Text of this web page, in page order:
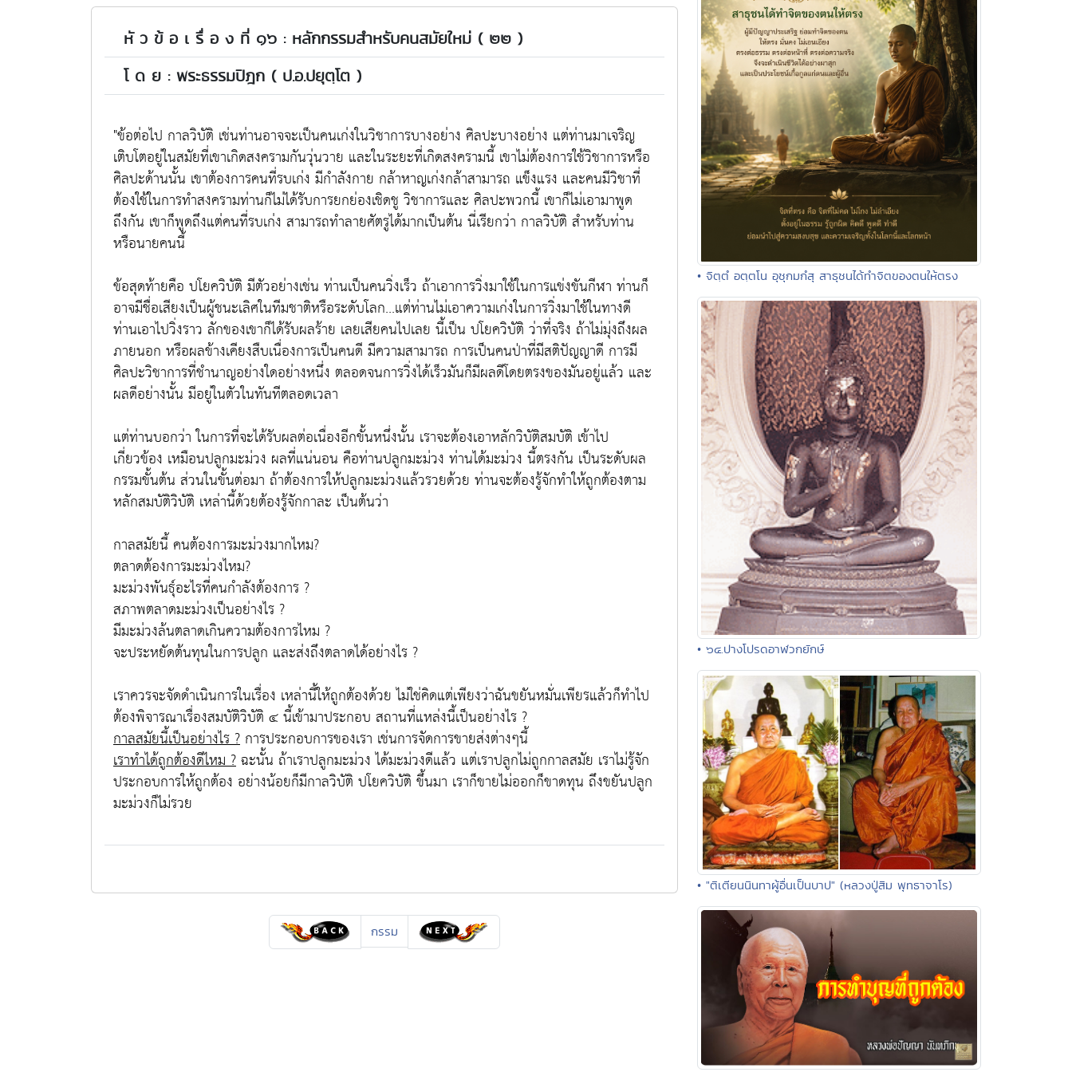
หั ว ข้ อ เ รื่ อ ง ที่ ๑๖ : หลักกรรมสำหรับคนสมัยใหม่ ( ๒๒ )
โ ด ย : พระธรรมปิฎก ( ป.อ.ปยุตฺโต )
"ข้อต่อไป กาลวิบัติ เช่นท่านอาจจะเป็นคนเก่งในวิชาการบางอย่าง ศิลปะบางอย่าง แต่ท่านมาเจริญ
เติบโตอยู่ในสมัยที่เขาเกิดสงครามกันวุ่นวาย และในระยะที่เกิดสงครามนี้ เขาไม่ต้องการใช้วิชาการหรือ
ศิลปะด้านนั้น เขาต้องการคนที่รบเก่ง มีกำลังกาย กล้าหาญเก่งกล้าสามารถ แข็งแรง และคนมีวิชาที่
ต้องใช้ในการทำสงครามท่านก็ไม่ได้รับการยกย่องเชิดชู วิชาการและ ศิลปะพวกนี้ เขาก็ไม่เอามาพูด
ถึงกัน เขาก็พูดถึงแต่คนที่รบเก่ง สามารถทำลายศัตรูได้มากเป็นต้น นี่เรียกว่า กาลวิบัติ สำหรับท่าน
หรือนายคนนี้
ข้อสุดท้ายคือ ปโยควิบัติ มีตัวอย่างเช่น ท่านเป็นคนวิ่งเร็ว ถ้าเอาการวิ่งมาใช้ในการแข่งขันกีฬา ท่านก็
อาจมีชื่อเสียงเป็นผู้ชนะเลิศในทีมชาติหรือระดับโลก...แต่ท่านไม่เอาความเก่งในการวิ่งมาใช้ในทางดี
ท่านเอาไปวิ่งราว ลักของเขาก็ได้รับผลร้าย เลยเสียคนไปเลย นี้เป็น ปโยควิบัติ ว่าที่จริง ถ้าไม่มุ่งถึงผล
ภายนอก หรือผลข้างเคียงสืบเนื่องการเป็นคนดี มีความสามารถ การเป็นคนป่าที่มีสติปัญญาดี การมี
ศิลปะวิชาการที่ชำนาญอย่างใดอย่างหนึ่ง ตลอดจนการวิ่งได้เร็วมันก็มีผลดีโดยตรงของมันอยู่แล้ว และ
ผลดีอย่างนั้น มีอยู่ในตัวในทันทีตลอดเวลา
แต่ท่านบอกว่า ในการที่จะได้รับผลต่อเนื่องอีกขั้นหนึ่งนั้น เราจะต้องเอาหลักวิบัติสมบัติ เข้าไป
เกี่ยวข้อง เหมือนปลูกมะม่วง ผลที่แน่นอน คือท่านปลูกมะม่วง ท่านได้มะม่วง นี้ตรงกัน เป็นระดับผล
กรรมขั้นต้น ส่วนในขั้นต่อมา ถ้าต้องการให้ปลูกมะม่วงแล้วรวยด้วย ท่านจะต้องรู้จักทำให้ถูกต้องตาม
หลักสมบัติวิบัติ เหล่านี้ด้วยต้องรู้จักกาละ เป็นต้นว่า
กาลสมัยนี้ คนต้องการมะม่วงมากไหม?
ตลาดต้องการมะม่วงไหม?
มะม่วงพันธุ์อะไรที่คนกำลังต้องการ ?
สภาพตลาดมะม่วงเป็นอย่างไร ?
มีมะม่วงล้นตลาดเกินความต้องการไหม ?
จะประหยัดต้นทุนในการปลูก และส่งถึงตลาดได้อย่างไร ?
เราควรจะจัดดำเนินการในเรื่อง เหล่านี้ให้ถูกต้องด้วย ไม่ใช่คิดแต่เพียงว่าฉันขยันหมั่นเพียรแล้วก็ทำไป
ต้องพิจารณาเรื่องสมบัติวิบัติ ๔ นี้เข้ามาประกอบ สถานที่แหล่งนี้เป็นอย่างไร ?
กาลสมัยนี้เป็นอย่างไร ? การประกอบการของเรา เช่นการจัดการขายส่งต่างๆนี้
เราทำได้ถูกต้องดีไหม ?ฉะนั้น ถ้าเราปลูกมะม่วง ได้มะม่วงดีแล้ว แต่เราปลูกไม่ถูกกาลสมัย เราไม่รู้จัก
ประกอบการให้ถูกต้อง อย่างน้อยก็มีกาลวิบัติ ปโยควิบัติ ขึ้นมา เราก็ขายไม่ออกก็ขาดทุน ถึงขยันปลูก
มะม่วงก็ไม่รวย
กรรม
• จิตฺตํ อตฺตโน อุชุกมกํสุ สาธุชนได้ทำจิตของตนให้ตรง
• ๖๔.ปางโปรดอาฬวกยักษ์
• "ติเตียนนินทาผู้อื่นเป็นบาป" (หลวงปู่สิม พุทธาจาโร)